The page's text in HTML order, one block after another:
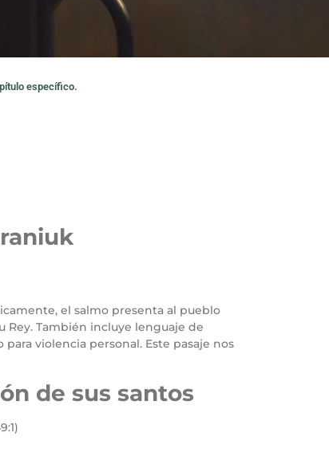
específico.
el salmo presenta al pueblo
Rey. También incluye lenguaje de
violencia personal. Este pasaje nos
de sus santos